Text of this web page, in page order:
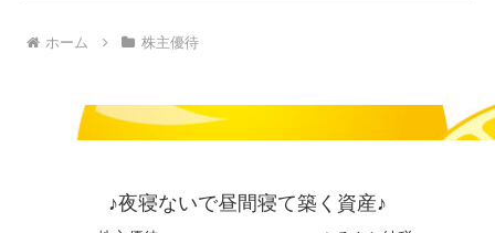
ホーム 株主優待
♪夜寝ないで昼間寝て築く資産♪